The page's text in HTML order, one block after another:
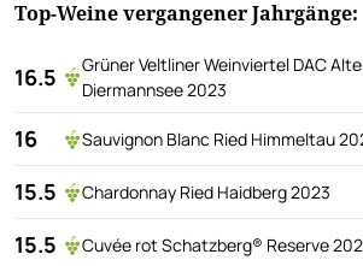
Top-Weine vergangener Jahrgänge:
16.5
Grüner Veltliner Weinviertel DAC
Diermannsee 2023
16 Sauvignon Blanc Ried Himmeltau
15.5 Chardonnay Ried Haidberg 2023
15.5 Cuvée rot Schatzberg® Reserve